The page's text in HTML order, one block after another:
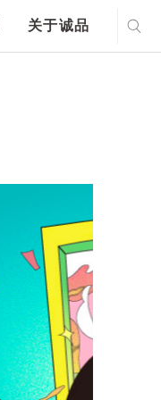
关于诚品